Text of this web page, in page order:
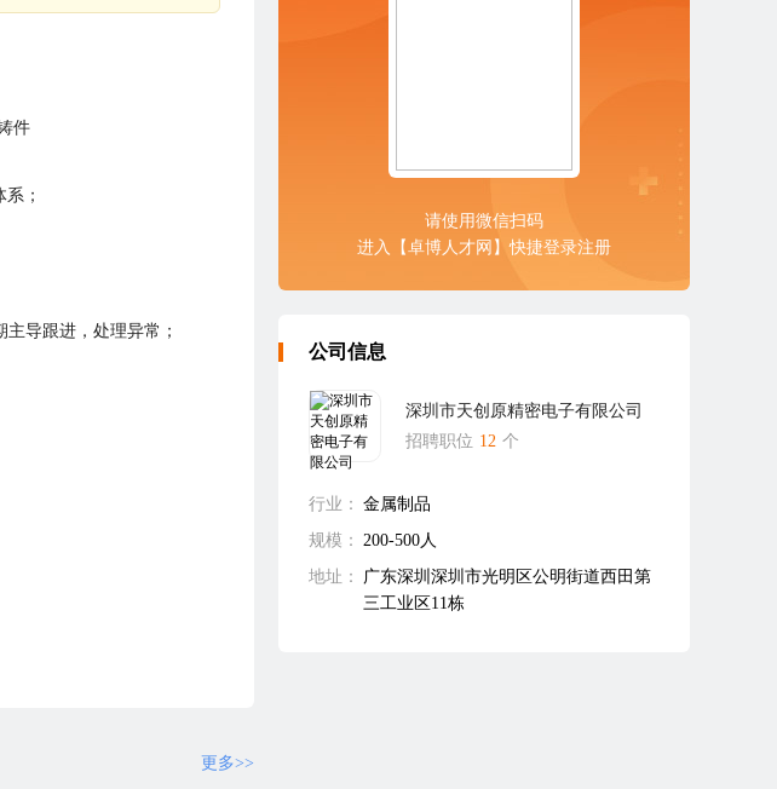
件
；
导跟进，处理异常；
更多>>
请使用微信扫码
进入【卓博人才网】快捷登录注册
公司信息
深圳市天创原精密电子有限公司
招聘职位 12 个
行业： 金属制品
规模： 200-500人
地址：
广东深圳深圳市光明区公明街道西田第
三工业区11栋